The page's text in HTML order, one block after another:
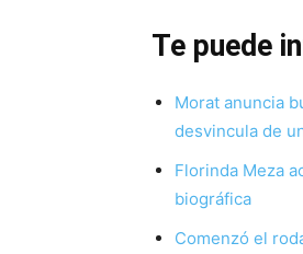
Te puede
Morat anuncia
desvincula de
Florinda Meza
biográfica
Comenzó el